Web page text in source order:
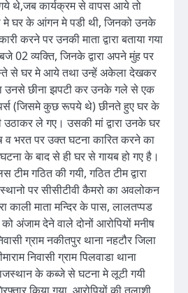
थे,जब कार्यक्रम से वापस आये तो
मे घर के आंगन मे पडी थी, जिनको उनके
करने पर उनकी माता द्वारा बताया गया
02 व्यक्ति, जिनके द्वारा अपने मुंह पर
से घर मे आये तथा उन्हें अकेला देखकर
उनसे छीना झपटी कर उनके गले से एक
(जिसमे कुछ रूपये थे) छीनते हुए घर के
ले गए। उसकी मां द्वारा उनके घर
व भरत पर उक्त घटना कारित करने का
के बाद से ही घर से गायब हो गए है।
टीम गठित की गयी, गठित टीम द्वारा
पर सीसीटीवी कैमरो का अवलोकन
काली माता मन्दिर के पास, लालतप्पड
अंजाम देने वाले दोनों आरोपियों मनीष
ग्राम नकीतपुर थाना नहटौर जिला
निवासी ग्राम पिलवाडा थाना
के कब्जे से घटना मे लूटी गयी